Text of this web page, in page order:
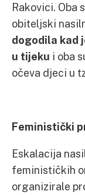
Rakovici. Oba
obiteljski
dogodila kad
u tijeku i oba
očeva djeci u
Feministički
Eskalacija
feminističkih
organizirale